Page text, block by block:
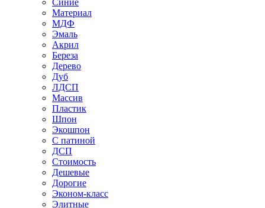
Синие
Материал
МДФ
Эмаль
Акрил
Береза
Дерево
Дуб
ЛДСП
Массив
Пластик
Шпон
Экошпон
С патиной
ДСП
Стоимость
Дешевые
Дорогие
Эконом-класс
Элитные